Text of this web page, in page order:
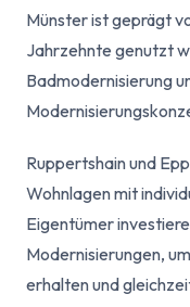
Münster ist geprägt
Jahrzehnte genutzt
Badmodernisierung
Ruppertshain und
Wohnlagen mit
Eigentümer
Modernisierungen,
erhalten und